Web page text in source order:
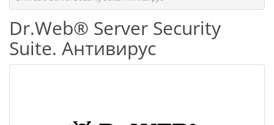
Dr.Web® Server Security
Suite. Антивирус